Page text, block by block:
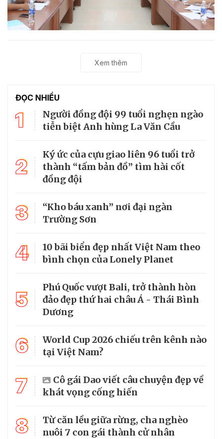
Xem thêm
ĐỌC NHIỀU
1
Người đồng đội 99 tuổi nghẹn ngào
tiễn biệt Anh hùng La Văn Cầu
2
Ký ức của cựu giao liên 96 tuổi trở
thành “tấm bản đồ” tìm hài cốt
đồng đội
3
“Kho báu xanh” nơi đại ngàn
Trường Sơn
4
10 bãi biển đẹp nhất Việt Nam theo
bình chọn của Lonely Planet
5
Phú Quốc vượt Bali, trở thành hòn
đảo đẹp thứ hai châu Á - Thái Bình
Dương
6
World Cup 2026 chiếu trên kênh nào
tại Việt Nam?
7
Cô gái Dao viết câu chuyện đẹp về
khát vọng cống hiến
8
Từ căn lều giữa rừng, cha nghèo
nuôi 7 con gái thành cử nhân